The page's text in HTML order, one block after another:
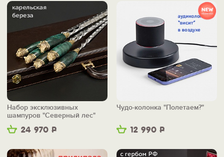
24 970 Р
Набор эксклюзивных
шампуров "Северный лес"
12 990 Р
Чудо-колонка "Полетаем?"